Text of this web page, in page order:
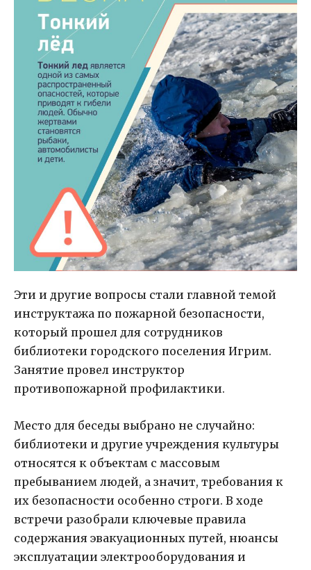
Эти и другие вопросы стали главной темой
инструктажа по пожарной безопасности,
который прошел для сотрудников
библиотеки городского поселения Игрим.
Занятие провел инструктор
противопожарной профилактики.
Место для беседы выбрано не случайно:
библиотеки и другие учреждения культуры
относятся к объектам с массовым
пребыванием людей, а значит, требования к
их безопасности особенно строги. В ходе
встречи разобрали ключевые правила
содержания эвакуационных путей, нюансы
эксплуатации электрооборудования и